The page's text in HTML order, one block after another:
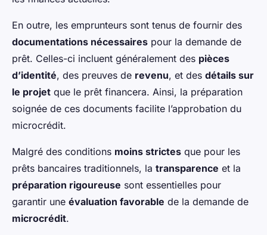
En outre, les emprunteurs sont tenus de fournir des
documentations nécessaires pour la demande de
prêt. Celles-ci incluent généralement des pièces
d’identité, des preuves de revenu, et des détails sur
le projet que le prêt financera. Ainsi, la préparation
soignée de ces documents facilite l’approbation du
microcrédit.
Malgré des conditions moins strictes que pour les
prêts bancaires traditionnels, la transparence et la
préparation rigoureuse sont essentielles pour
garantir une évaluation favorable de la demande de
microcrédit.